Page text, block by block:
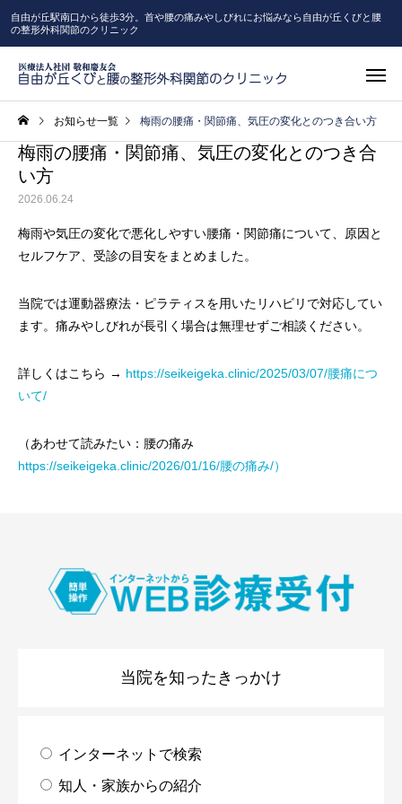
自由が丘駅南口から徒歩3分。首や腰の痛みやしびれにお悩みなら自由が丘くびと腰
の整形外科関節のクリニック
一般整形外科
お知らせ一覧 梅雨の腰痛・関節痛、気圧の変化とのつき合い方
梅雨の腰痛・関節痛、気圧の変化とのつき合
い方
2026.06.24
梅雨や気圧の変化で悪化しやすい腰痛・関節痛について、原因と
セルフケア、受診の目安をまとめました。
当院では運動器療法・ピラティスを用いたリハビリで対応してい
ます。痛みやしびれが長引く場合は無理せずご相談ください。
詳しくはこちら → https://seikeigeka.clinic/2025/03/07/腰痛につ
いて/
（あわせて読みたい：腰の痛み
https://seikeigeka.clinic/2026/01/16/腰の痛み/）
当院を知ったきっかけ
インターネットで検索
知人・家族からの紹介